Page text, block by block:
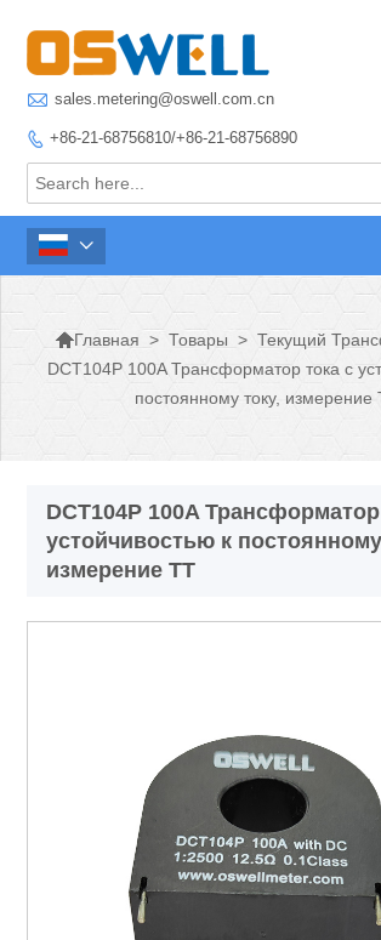
 sales.metering@oswell.com.cn
 +86-21-68756810/+86-21-68756890

Главная > Товары > Текущий
DCT104P 100A Трансформатор тока с
постоянному току, измерение
DCT104P 100A
устойчивостью к
измерение ТТ